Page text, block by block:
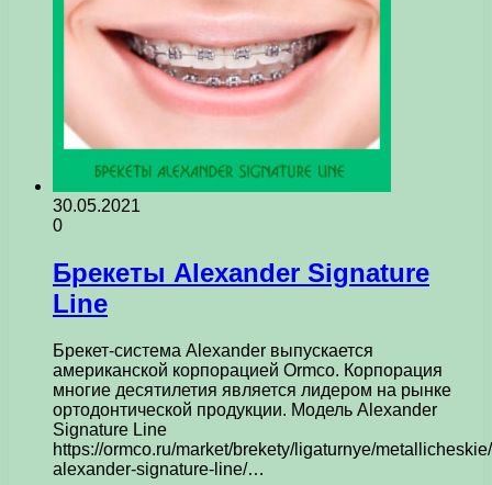
30.05.2021
0
Брекеты Alexander Signature
Line
Брекет-система Alexander выпускается
американской корпорацией Ormco. Корпорация
многие десятилетия является лидером на рынке
ортодонтической продукции. Модель Alexander
Signature Line
https://ormco.ru/market/brekety/ligaturnye/
alexander-signature-line/…